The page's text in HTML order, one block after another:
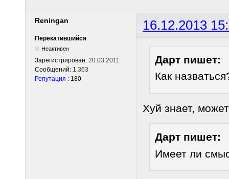
Reningan 16.12.2013
Перекатившийся
Неактивен
Зарегистрирован: 20.03.2011
Сообщений: 1,363
Репутация : 180
Дарт пишет:
Как
Хуй знает,
Дарт пишет:
Имеет ли